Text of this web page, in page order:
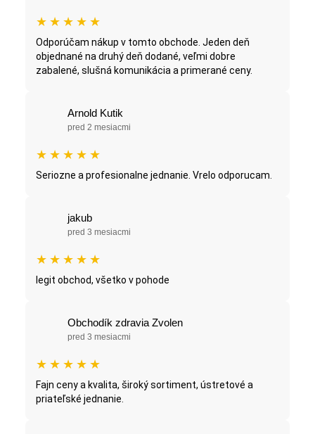
★ ★ ★ ★ ★
Odporúčam nákup v tomto obchode. Jeden deň
objednané na druhý deň dodané, veľmi dobre
zabalené, slušná komunikácia a primerané ceny.
Arnold Kutik
pred 2 mesiacmi
★ ★ ★ ★ ★
Seriozne a profesionalne jednanie. Vrelo odporucam.
jakub
pred 3 mesiacmi
★ ★ ★ ★ ★
legit obchod, všetko v pohode
Obchodík zdravia Zvolen
pred 3 mesiacmi
★ ★ ★ ★ ★
Fajn ceny a kvalita, široký sortiment, ústretové a
priateľské jednanie.